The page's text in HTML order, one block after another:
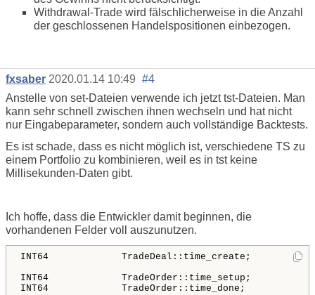
Withdrawal-Trade wird fälschlicherweise in die Anzahl
der geschlossenen Handelspositionen einbezogen.
fxsaber 2020.01.14 10:49 #4
Anstelle von set-Dateien verwende ich jetzt tst-Dateien. Man
kann sehr schnell zwischen ihnen wechseln und hat nicht
nur Eingabeparameter, sondern auch vollständige Backtests.
Es ist schade, dass es nicht möglich ist, verschiedene TS zu
einem Portfolio zu kombinieren, weil es in tst keine
Millisekunden-Daten gibt.
Ich hoffe, dass die Entwickler damit beginnen, die
vorhandenen Felder voll auszunutzen.
INT64
INT64
INT64